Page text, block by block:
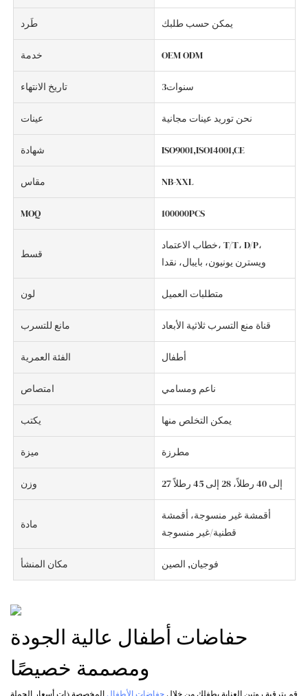
طَرد يمكن حسب طلبك
خدمة OEM ODM
تاريخ الانتهاء سنوات3
عينات نحن توريد عينات مجانية
شهادة ISO9001,ISO14001,CE
مقاس NB-XXL
MOQ 100000PCS
قسط
خطاب الاعتماد، T/T، D/P،
ويسترن يونيون، بايبال، نقدا
لون متطلبات العميل
مانع للتسرب قناة منع التسرب ثلاثية الأبعاد
الفئة العمرية أطفال
امتصاص ناعم ومسامي
يكتب يمكن التخلص منها
ميزة مطرزة
وزن 27 إلى 40 رطلاً، 28 إلى 45 رطلاً
مادة
أقمشة غير منسوجة، أقمشة
قطنية/غير منسوجة
مكان المنشأ فوجيان, الصين
حفاضات أطفال عالية الجودة
قم بترقية روتين العناية بطفلك من خلال حفاضات الأطفال المخصصة ذات أسعار الجملة